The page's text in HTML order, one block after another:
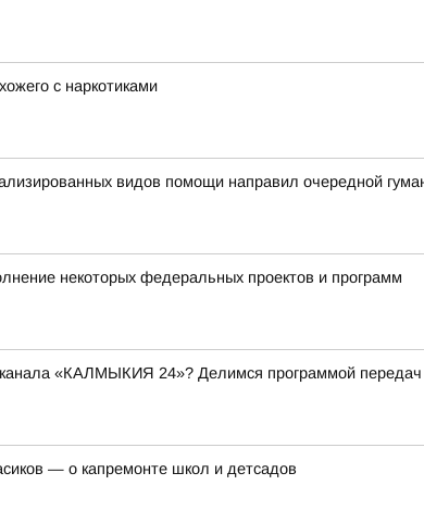
с наркотиками
видов помощи направил очередной
некоторых федеральных проектов и программ
«КАЛМЫКИЯ 24»? Делимся программой передач
— о капремонте школ и детсадов